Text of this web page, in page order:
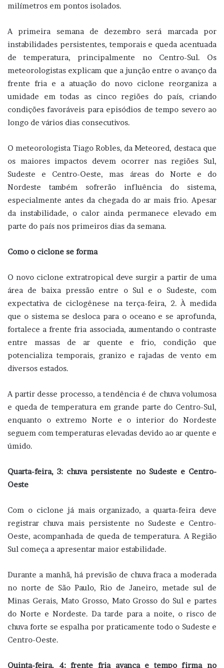
milímetros em pontos isolados.
A primeira semana de dezembro será marcada por
instabilidades persistentes, temporais e queda acentuada
de temperatura, principalmente no Centro-Sul. Os
meteorologistas explicam que a junção entre o avanço da
frente fria e a atuação do novo ciclone reorganiza a
umidade em todas as cinco regiões do país, criando
condições favoráveis para episódios de tempo severo ao
longo de vários dias consecutivos.
O meteorologista Tiago Robles, da Meteored, destaca que
os maiores impactos devem ocorrer nas regiões Sul,
Sudeste e Centro-Oeste, mas áreas do Norte e do
Nordeste também sofrerão influência do sistema,
especialmente antes da chegada do ar mais frio. Apesar
da instabilidade, o calor ainda permanece elevado em
parte do país nos primeiros dias da semana.
Como o ciclone se forma
O novo ciclone extratropical deve surgir a partir de uma
área de baixa pressão entre o Sul e o Sudeste, com
expectativa de ciclogênese na terça-feira, 2. À medida
que o sistema se desloca para o oceano e se aprofunda,
fortalece a frente fria associada, aumentando o contraste
entre massas de ar quente e frio, condição que
potencializa temporais, granizo e rajadas de vento em
diversos estados.
A partir desse processo, a tendência é de chuva volumosa
e queda de temperatura em grande parte do Centro-Sul,
enquanto o extremo Norte e o interior do Nordeste
seguem com temperaturas elevadas devido ao ar quente e
úmido.
Quarta-feira, 3: chuva persistente no Sudeste e Centro-
Oeste
Com o ciclone já mais organizado, a quarta-feira deve
registrar chuva mais persistente no Sudeste e Centro-
Oeste, acompanhada de queda de temperatura. A Região
Sul começa a apresentar maior estabilidade.
Durante a manhã, há previsão de chuva fraca a moderada
no norte de São Paulo, Rio de Janeiro, metade sul de
Minas Gerais, Mato Grosso, Mato Grosso do Sul e partes
do Norte e Nordeste. Da tarde para a noite, o risco de
chuva forte se espalha por praticamente todo o Sudeste e
Centro-Oeste.
Quinta-feira, 4: frente fria avança e tempo firma no